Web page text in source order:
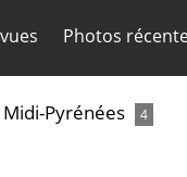
Photos
Midi-Pyrénées 4